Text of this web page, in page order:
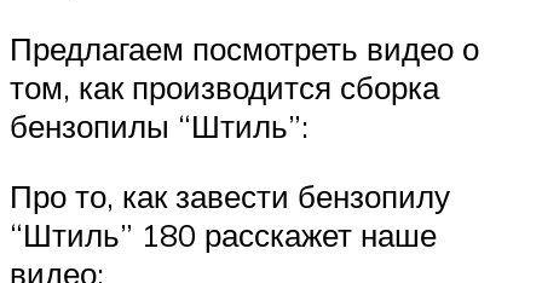
Предлагаем посмотреть видео о
том, как производится сборка
бензопилы “Штиль”:
Про то, как завести бензопилу
“Штиль” 180 расскажет наше
видео: